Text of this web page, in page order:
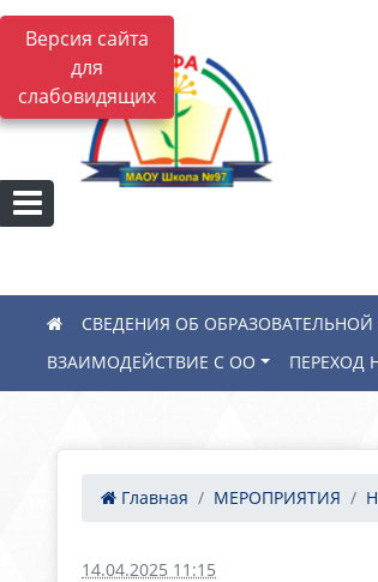
Версия сайта
для
слабовидящих
СВЕДЕНИЯ ОБ
ВЗАИМОДЕЙСТВИЕ С ОО
ПЕРЕХОД
Главная МЕРОПРИЯТИЯ
14.04.2025 11:15